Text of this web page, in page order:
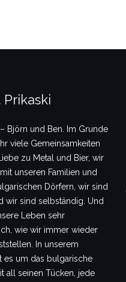
Prikaski
Björn und Ben. Im Grunde
viele Gemeinsamkeiten
zu Metal und Bier, wir
unseren Familien und
Dörfern, wir sind
wir sind selbständig. Und
Leben sehr
wie wir immer wieder
In unserem
es um das bulgarische
all seinen Tücken, jede